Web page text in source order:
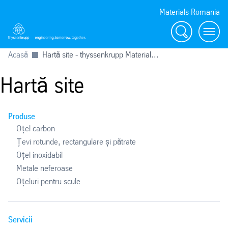
Materials Romania
Căutare
Acasă Hartă site - thyssenkrupp Material...
Hartă site
Produse
Oțel carbon
Țevi rotunde, rectangulare și pătrate
Oțel inoxidabil
Metale neferoase
Oțeluri pentru scule
Servicii